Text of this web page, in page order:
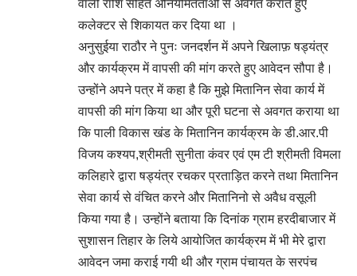
वाली राशि सहित अनियमितताओं से अवगत कराते हुए
कलेक्टर से शिकायत कर दिया था ।
अनुसुईया राठौर ने पुनः जनदर्शन में अपने खिलाफ़ षड्यंत्र
और कार्यक्रम में वापसी की मांग करते हुए आवेदन सौपा है।
उन्होंने अपने पत्र में कहा है कि मुझे मितानिन सेवा कार्य में
वापसी की मांग किया था और पूरी घटना से अवगत कराया था
कि पाली विकास खंड के मितानिन कार्यक्रम के डी.आर.पी
विजय कश्यप,श्रीमती सुनीता कंवर एवं एम टी श्रीमती विमला
कलिहारे द्वारा षड्यंत्र रचकर प्रताड़ित करने तथा मितानिन
सेवा कार्य से वंचित करने और मितानिनो से अवैध वसूली
किया गया है। उन्होंने बताया कि दिनांक ग्राम हरदीबाजार में
सुशासन तिहार के लिये आयोजित कार्यक्रम में भी मेरे द्वारा
आवेदन जमा कराई गयी थी और ग्राम पंचायत के सरपंच